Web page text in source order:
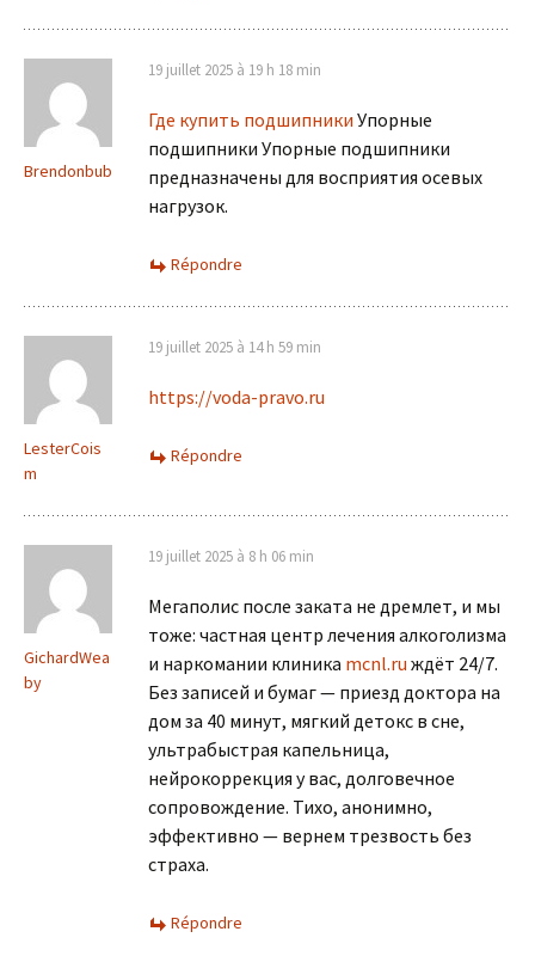
Brendonbub
19 juillet 2025 à 19 h 18 min
Где купить подшипники Упорные
подшипники Упорные подшипники
предназначены для восприятия осевых
нагрузок.
Répondre
LesterCois
m
19 juillet 2025 à 14 h 59 min
https://voda-pravo.ru
Répondre
GichardWea
by
19 juillet 2025 à 8 h 06 min
Мегаполис после заката не дремлет, и мы
тоже: частная центр лечения алкоголизма
и наркомании клиника mcnl.ru ждёт 24/7.
Без записей и бумаг — приезд доктора на
дом за 40 минут, мягкий детокс в сне,
ультрабыстрая капельница,
нейрокоррекция у вас, долговечное
сопровождение. Тихо, анонимно,
эффективно — вернем трезвость без
страха.
Répondre